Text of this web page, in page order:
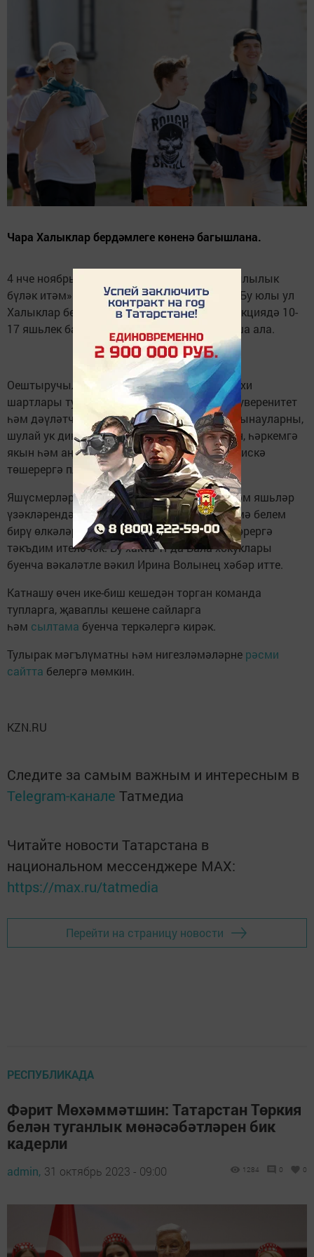
Чара Халыклар бердәмлеге көненә багышлана.
4 нче ноябрьдән 6 нчы ноябрьгә кадәр «Җылылык
бүләк итәм» социаль урам акциясе узачак. Бу юлы ул
Халыклар бердәмлеге көненә багышлана. Акциядә 10-
17 яшьлек балалар һәм яшүсмерләр катнаша ала.
Оештыручылар урамнарда бәйрәмнең тарихи
шартлары турында әңгәмәләр үткәрергә, суверенитет
һәм дәүләтчелек юлында халык кичергән сынауларны,
шулай ук диненә яки милләтенә карамастан, һәркемгә
якын һәм аңлаешлы булган кыйммәтләрне искә
төшерергә планлаштыралар.
Яшүсмерләргә волонтерлыкка язылырга һәм яшьләр
үзәкләрендә, мәдәният, спорт, ял һәм өстәмә белем
бирү өлкәләре оешмаларында чараларга йөрергә
тәкъдим ителәчәк. Бу хакта ТРда Бала хокуклары
буенча вәкаләтле вәкил Ирина Волынец хәбәр итте.
Катнашу өчен ике-биш кешедән торган команда
тупларга, җаваплы кешене сайларга
һәм сылтама буенча теркәлергә кирәк.
Тулырак мәгълүматны һәм нигезләмәләрне рәсми
сайтта белергә мөмкин.
KZN.RU
Следите за самым важным и интересным в
Telegram-канале Татмедиа
Читайте новости Татарстана в
национальном мессенджере MАХ:
https://max.ru/tatmedia
Перейти на страницу новости
РЕСПУБЛИКАДА
Фәрит Мөхәммәтшин: Татарстан Төркия
белән туганлык мөнәсәбәтләрен бик
кадерли
admin, 31 октябрь 2023 - 09:00 1284 0 0